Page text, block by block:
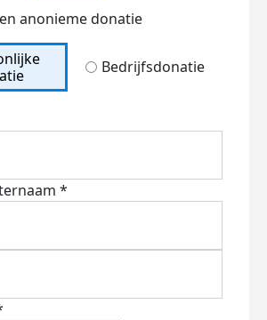
anonieme donatie
Bedrijfsdonatie
*